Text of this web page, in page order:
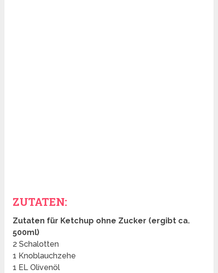
ZUTATEN:
Zutaten für Ketchup ohne Zucker (ergibt ca.
500ml)
2 Schalotten
1 Knoblauchzehe
1 EL Olivenöl